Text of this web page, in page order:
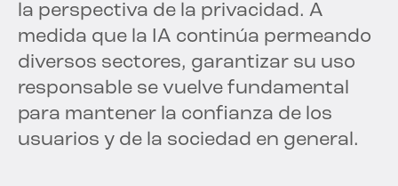
la perspectiva de la privacidad. A
medida que la IA continúa permeando
diversos sectores, garantizar su uso
responsable se vuelve fundamental
para mantener la confianza de los
usuarios y de la sociedad en general.